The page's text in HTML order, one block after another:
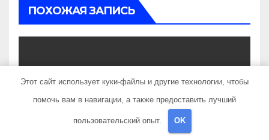
ПОХОЖАЯ ЗАПИСЬ
UNCATEGORISED
Состав и биография
российской поп-группы
«Иванушки интернешнл»
Этот сайт использует куки-файлы и другие технологии, чтобы
помочь вам в навигации, а также предоставить лучший
пользовательский опыт. OK